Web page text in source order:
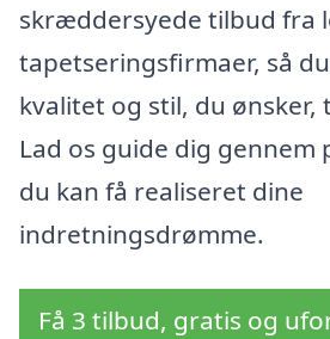
skræddersyede tilbud fra
tapetseringsfirmaer, så
kvalitet og stil, du ønsker,
Lad os guide dig gennem
du kan få realiseret dine
indretningsdrømme.
Få 3 tilbud, gratis og